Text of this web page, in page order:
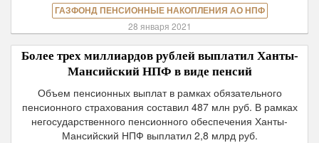
ГАЗФОНД ПЕНСИОННЫЕ НАКОПЛЕНИЯ АО НПФ
28 января 2021
Более трех миллиардов рублей выплатил Ханты-
Мансийский НПФ в виде пенсий
Объем пенсионных выплат в рамках обязательного
пенсионного страхования составил 487 млн руб. В рамках
негосударственного пенсионного обеспечения Ханты-
Мансийский НПФ выплатил 2,8 млрд руб.